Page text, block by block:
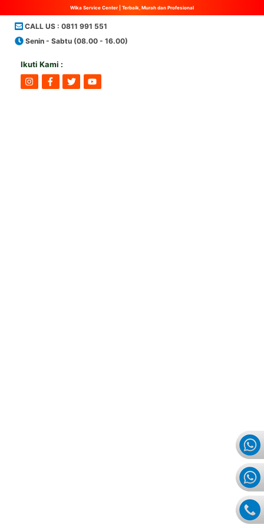
Wika Service Center | Terbaik, Murah dan Profesional
Skip
content
CALL US : 0811 991 551
Senin - Sabtu (08.00 - 16.00)
Ikuti Kami :